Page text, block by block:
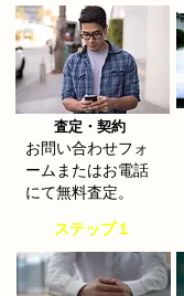
​査定・契約
お問い合わせフォ
ームまたはお電話
にて無料査定。
​ステップ１